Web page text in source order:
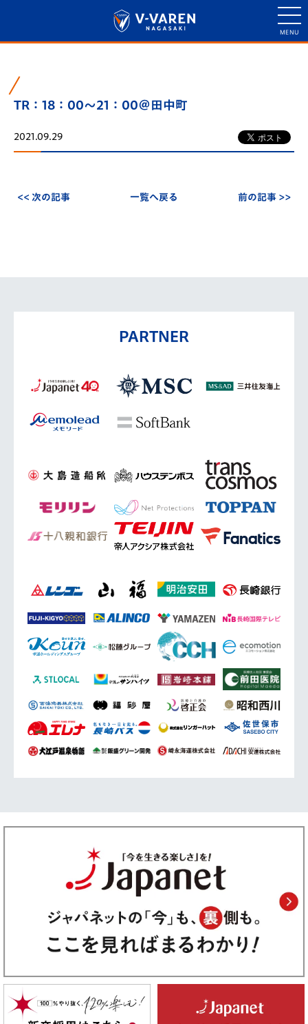
TR：18：00～21：00＠田中町
2021.09.29
<< 次の記事 一覧へ戻る 前の記事 >>
PARTNER